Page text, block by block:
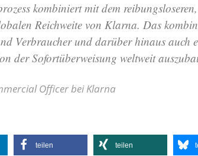
kombiniert mit dem
Reichweite von Klarna. Das
Verbraucher und darüber hinaus auch
der Sofortüberweisung weltweit
Officer bei Klarna
teilen teilen